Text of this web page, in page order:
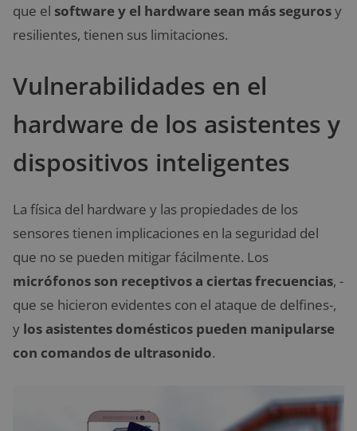
que el software y el hardware sean más segurosy
resilientes, tienen sus limitaciones.
Vulnerabilidades en el
hardware de los asistentes y
dispositivos inteligentes
La física del hardware y las propiedades de los
sensores tienen implicaciones en la seguridad del
que no se pueden mitigar fácilmente. Los
micrófonos son receptivos a ciertas frecuencias, -
que se hicieron evidentes con el ataque de delfines-,
y los asistentes domésticos pueden manipularse
con comandos de ultrasonido.